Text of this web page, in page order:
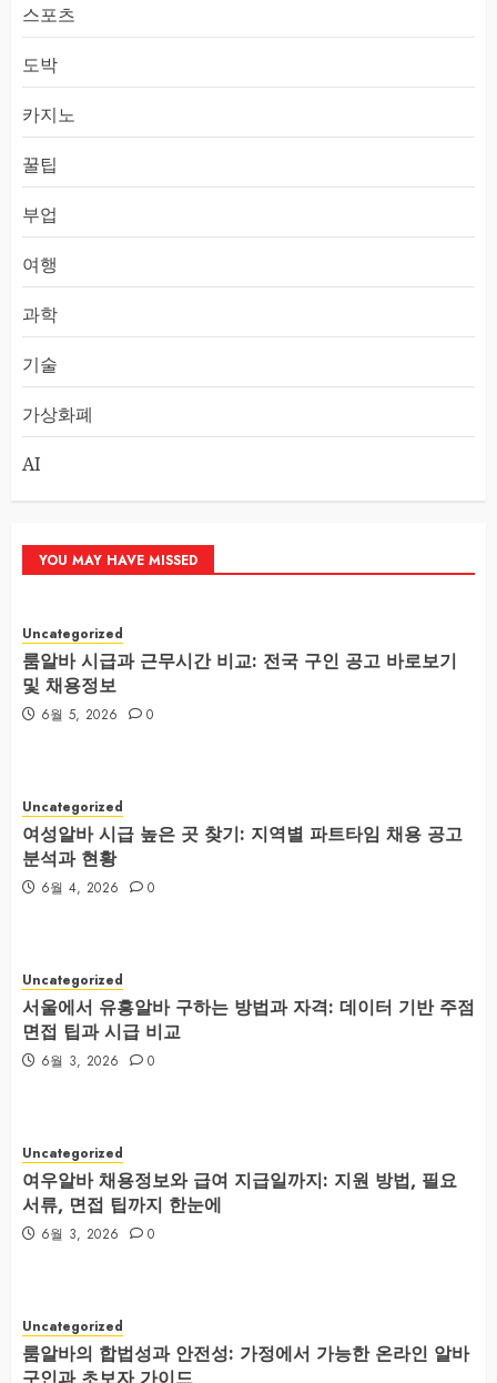
스포츠
도박
카지노
꿀팁
부업
여행
과학
기술
가상화폐
AI
YOU MAY HAVE MISSED
Uncategorized
룸알바 시급과 근무시간 비교: 전국 구인 공고 바로보기
및 채용정보
6월 5, 2026 0
Uncategorized
여성알바 시급 높은 곳 찾기: 지역별 파트타임 채용 공고
분석과 현황
6월 4, 2026 0
Uncategorized
서울에서 유흥알바 구하는 방법과 자격: 데이터 기반 주점
면접 팁과 시급 비교
6월 3, 2026 0
Uncategorized
여우알바 채용정보와 급여 지급일까지: 지원 방법, 필요
서류, 면접 팁까지 한눈에
6월 3, 2026 0
Uncategorized
룸알바의 합법성과 안전성: 가정에서 가능한 온라인 알바